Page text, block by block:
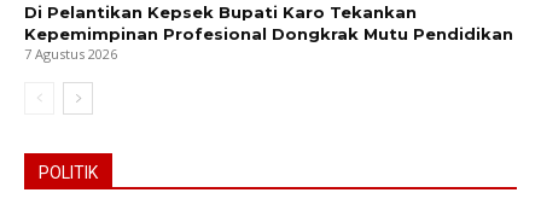
Di Pelantikan Kepsek Bupati Karo Tekankan
Kepemimpinan Profesional Dongkrak Mutu Pendidikan
7 Agustus 2026
POLITIK